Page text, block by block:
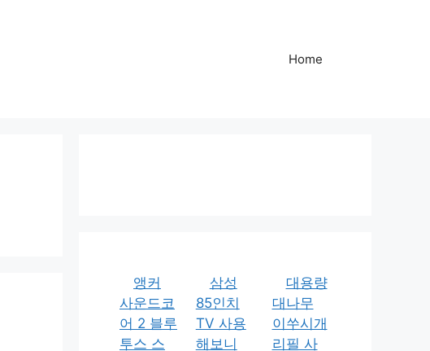
Home
앵커
사운드코
어 2 블루
투스 스
삼성
85인치
TV 사용
해보니
대용량
대나무
이쑤시개
리필 사